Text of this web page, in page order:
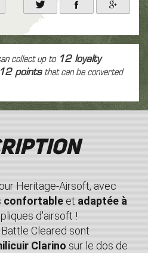
collect up to 12loyalty
12pointsthat can be converted
Heritage-Airsoft, avec
confortableet adaptée à
d'airsoft !
Battle Cleared sont
Clarino sur le dos de